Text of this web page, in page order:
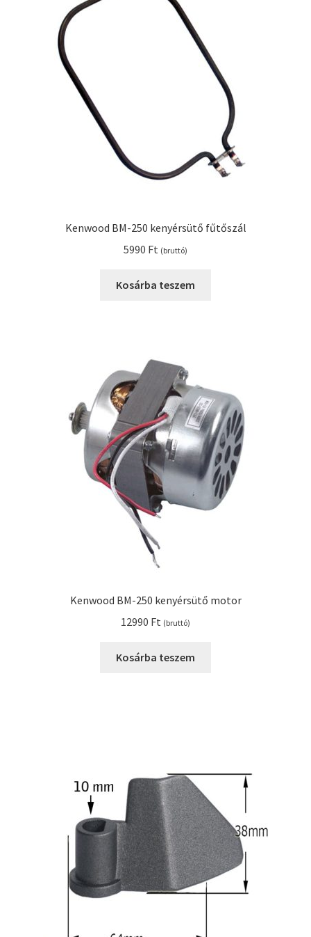
Kenwood BM-250 kenyérsütő fűtőszál
5990 Ft (bruttó)
Kosárba teszem
Kenwood BM-250 kenyérsütő motor
12990 Ft (bruttó)
Kosárba teszem